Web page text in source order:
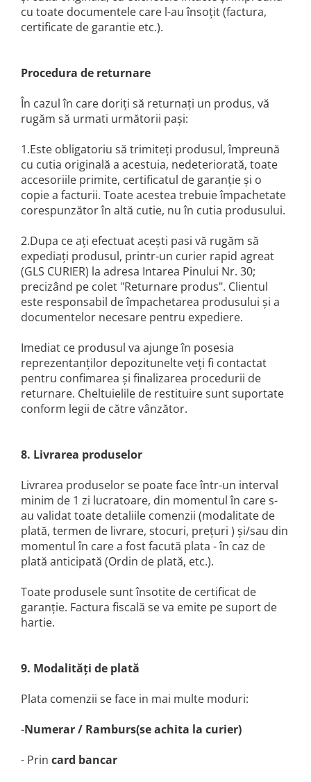
cu toate documentele care l-au însoţit (factura,
certificate de garantie etc.).
Procedura de returnare
În cazul în care doriți să returnați un produs, vă
rugăm să urmati următorii pași:
1.Este obligatoriu să trimiteți produsul, împreună
cu cutia originală a acestuia, nedeteriorată, toate
accesoriile primite, certificatul de garanție și o
copie a facturii. Toate acestea trebuie împachetate
corespunzător în altă cutie, nu în cutia produsului.
2.Dupa ce ați efectuat acești pasi vă rugăm să
expediați produsul, printr-un curier rapid agreat
(GLS CURIER) la adresa Intarea Pinului Nr. 30;
precizând pe colet "Returnare produs". Clientul
este responsabil de împachetarea produsului și a
documentelor necesare pentru expediere.
Imediat ce produsul va ajunge în posesia
reprezentanților depozitunelte veți fi contactat
pentru confimarea și finalizarea procedurii de
returnare. Cheltuielile de restituire sunt suportate
conform legii de către vânzător.
8. Livrarea produselor
Livrarea produselor se poate face într-un interval
minim de 1 zi lucratoare, din momentul în care s-
au validat toate detaliile comenzii (modalitate de
plată, termen de livrare, stocuri, preţuri ) şi/sau din
momentul în care a fost facută plata - în caz de
plată anticipată (Ordin de plată, etc.).
Toate produsele sunt însotite de certificat de
garanţie. Factura fiscală se va emite pe suport de
hartie.
9. Modalităţi de plată
Plata comenzii se face in mai multe moduri:
-Numerar / Ramburs(se achita la curier)
- Prin card bancar